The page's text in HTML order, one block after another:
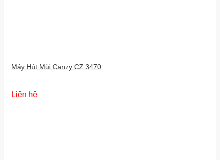
Máy Hút Mùi Canzy CZ 3470
Liên hệ